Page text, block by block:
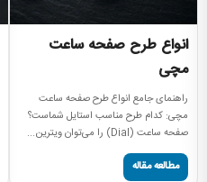
انواع طرح صفحه ساعت
مچی
راهنمای جامع انواع طرح صفحه ساعت
مچی: کدام طرح مناسب استایل شماست؟
صفحه ساعت (Dial) را می‌توان ویترین...
مطالعه مقاله